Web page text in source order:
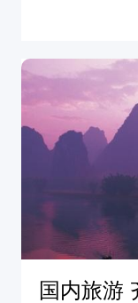
国内旅游